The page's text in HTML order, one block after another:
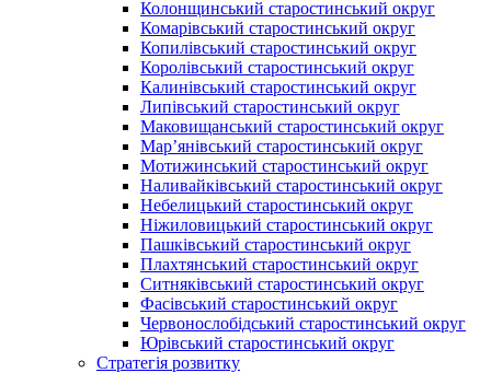
Колонщинський старостинський округ
Комарівський старостинський округ
Копилівський старостинський округ
Королівський старостинський округ
Калинівський старостинський округ
Липівський старостинський округ
Маковищанський старостинський округ
Мар’янівський старостинський округ
Мотижинський старостинський округ
Наливайківський старостинський округ
Небелицький старостинський округ
Ніжиловицький старостинський округ
Пашківський старостинський округ
Плахтянський старостинський округ
Ситняківський старостинський округ
Фасівський старостинський округ
Червонослобідський старостинський округ
Юрівський старостинський округ
Стратегія розвитку